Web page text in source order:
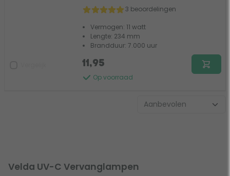
3 beoordelingen
Vermogen: 11 watt
Lengte: 234 mm
Brandduur: 7.000 uur
Op voorraad
11,95
Velda UV-C Vervanglampen